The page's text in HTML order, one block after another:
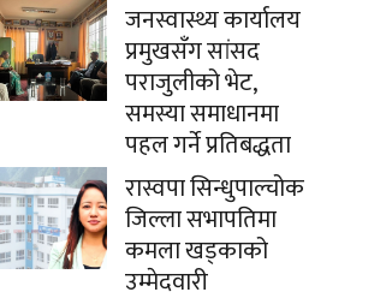
जनस्वास्थ्य कार्यालय
प्रमुखसँग सांसद
पराजुलीको भेट,
समस्या समाधानमा
पहल गर्ने प्रतिबद्धता
रास्वपा सिन्धुपाल्चोक
जिल्ला सभापतिमा
कमला खड्काको
उम्मेदवारी